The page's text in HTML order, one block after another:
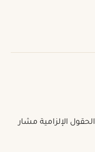
الحقول الإلزامية مشار